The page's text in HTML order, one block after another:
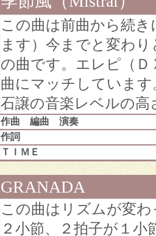
この曲は前曲から続
ます）今までと変わ
の曲です。エレピ（
曲にマッチしていま
石譲の音楽レベルの
作曲 編曲 演奏
作詞
ＴＩＭＥ
GRANADA
この曲はリズムが変
２小節、２拍子が１